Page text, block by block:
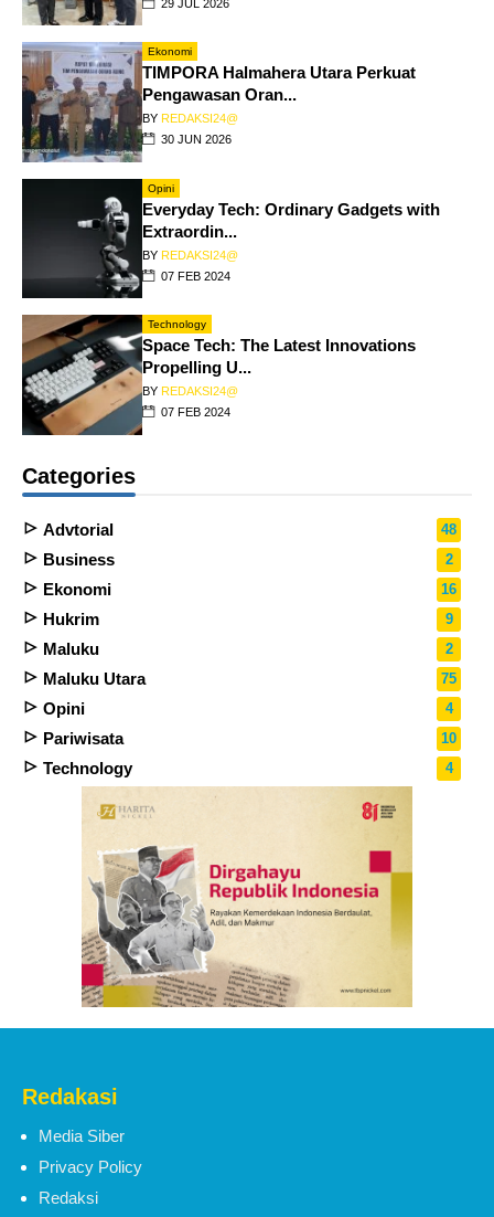
29 JUL 2026
Ekonomi
TIMPORA Halmahera Utara Perkuat
Pengawasan Oran...
BY REDAKSI24@
30 JUN 2026
Opini
Everyday Tech: Ordinary Gadgets with
Extraordin...
BY REDAKSI24@
07 FEB 2024
Technology
Space Tech: The Latest Innovations
Propelling U...
BY REDAKSI24@
07 FEB 2024
Categories
Advtorial 48
Business 2
Ekonomi 16
Hukrim 9
Maluku 2
Maluku Utara 75
Opini 4
Pariwisata 10
Technology 4
Redakasi
Media Siber
Privacy Policy
Redaksi